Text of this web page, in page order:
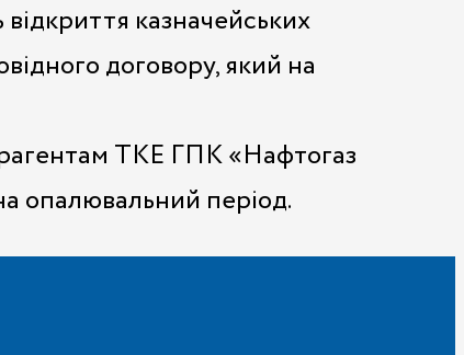
казначейських
договору, який на
ТКЕ ГПК «Нафтогаз
опалювальний період.